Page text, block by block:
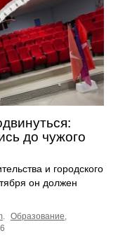
до чужого
и городского
он должен
. Образование,